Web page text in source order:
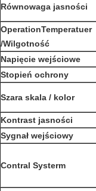
Równowaga jasności
OperationTemperatuer
/Wilgotność
Napięcie wejściowe
Stopień ochrony
Szara skala / kolor
Kontrast jasności
Sygnał wejściowy
Contral Systerm